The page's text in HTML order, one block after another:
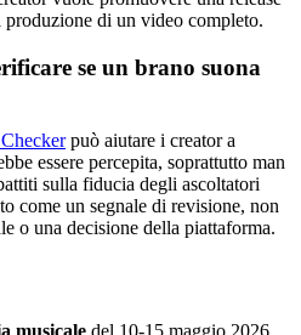
produzione di un video completo.
se un brano suona
può aiutare i creator a
essere percepita, soprattutto man
sulla fiducia degli ascoltatori
come un segnale di revisione, non
o una decisione della piattaforma.